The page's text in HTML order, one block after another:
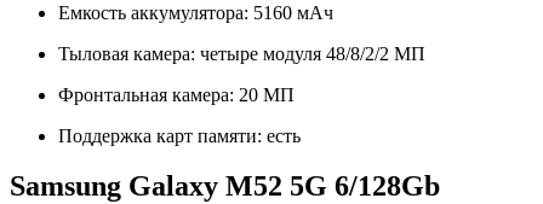
Емкость аккумулятора: 5160 мАч
Тыловая камера: четыре модуля 48/8/2/2 МП
Фронтальная камера: 20 МП
Поддержка карт памяти: есть
Samsung Galaxy M52 5G 6/128Gb